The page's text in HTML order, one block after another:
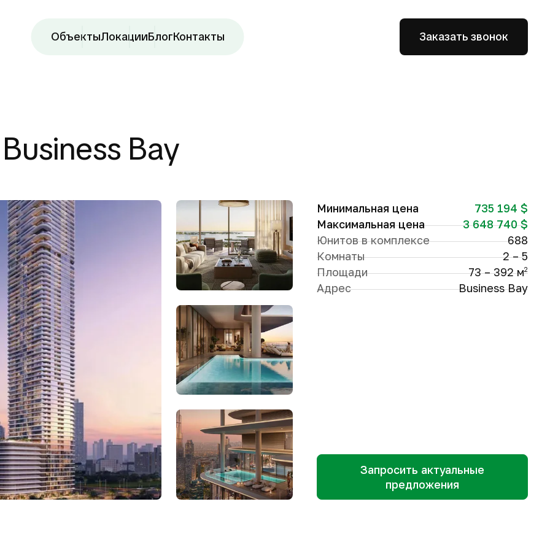
ОбъектыЛокацииБлогКонтакты Заказать звонок
Bay
Минимальная цена
735 194 $
Максимальная цена
3 648 740 $
Юнитов в комплексе
688
Комнаты
2 – 5
Площади
73 – 392 м2
Адрес Business Bay
Запросить актуальные
предложения